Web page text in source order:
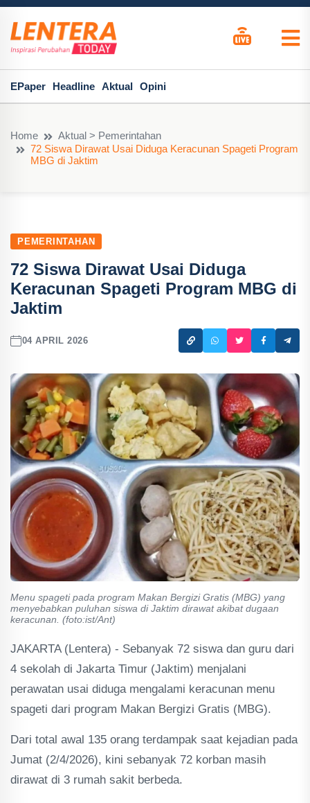
EPaper Headline Aktual Opini
Home
Aktual > Pemerintahan
72 Siswa Dirawat Usai Diduga Keracunan Spageti Program
MBG di Jaktim
PEMERINTAHAN
72 Siswa Dirawat Usai Diduga
Keracunan Spageti Program MBG di
Jaktim
04 APRIL 2026
Menu spageti pada program Makan Bergizi Gratis (MBG) yang
menyebabkan puluhan siswa di Jaktim dirawat akibat dugaan
keracunan. (foto:ist/Ant)
JAKARTA (Lentera) - Sebanyak 72 siswa dan guru dari
4 sekolah di Jakarta Timur (Jaktim) menjalani
perawatan usai diduga mengalami keracunan menu
spageti dari program Makan Bergizi Gratis (MBG).
Dari total awal 135 orang terdampak saat kejadian pada
Jumat (2/4/2026), kini sebanyak 72 korban masih
dirawat di 3 rumah sakit berbeda.